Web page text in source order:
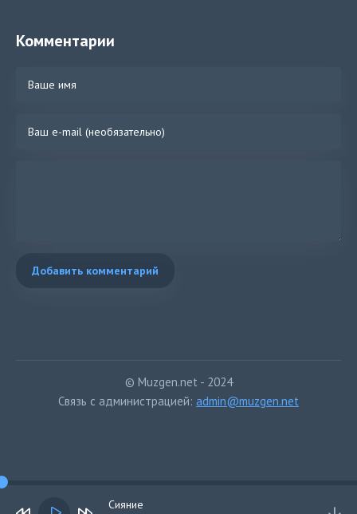
Комментарии
Добавить комментарий
© Muzgen.net - 2024
Связь с администрацией: admin@muzgen.net
Сияние